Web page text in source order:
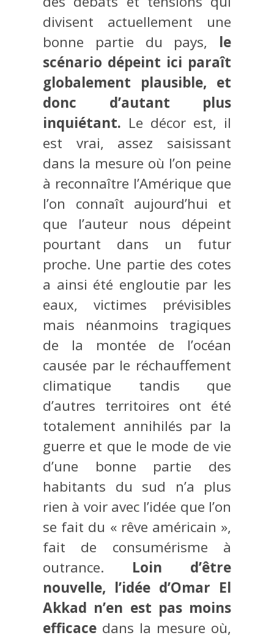
divisent actuellement une
bonne partie du pays, le
scénario dépeint ici paraît
globalement plausible, et
donc d’autant plus
inquiétant. Le décor est, il
est vrai, assez saisissant
dans la mesure où l’on peine
à reconnaître l’Amérique que
l’on connaît aujourd’hui et
que l’auteur nous dépeint
pourtant dans un futur
proche. Une partie des cotes
a ainsi été engloutie par les
eaux, victimes prévisibles
mais néanmoins tragiques
de la montée de l’océan
causée par le réchauffement
climatique tandis que
d’autres territoires ont été
totalement annihilés par la
guerre et que le mode de vie
d’une bonne partie des
habitants du sud n’a plus
rien à voir avec l’idée que l’on
se fait du « rêve américain »,
fait de consumérisme à
outrance. Loin d’être
nouvelle, l’idée d’Omar El
Akkad n’en est pas moins
efficace dans la mesure où,